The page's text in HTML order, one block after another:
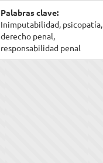
Palabras clave:
Inimputabilidad, psicopatía,
derecho penal,
responsabilidad penal